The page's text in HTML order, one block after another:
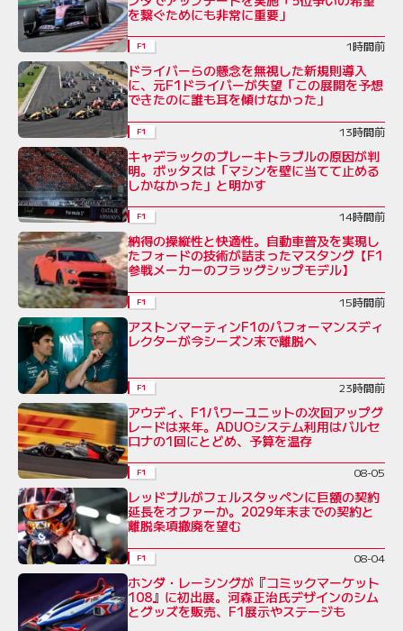
を繋ぐためにも非常に重要」
F1 1時間前
ドライバーらの懸念を無視した新規則導入
に、元F1ドライバーが失望「この展開を予想
できたのに誰も耳を傾けなかった」
F1 13時間前
キャデラックのブレーキトラブルの原因が判
明。ボッタスは「マシンを壁に当てて止める
しかなかった」と明かす
F1 14時間前
納得の操縦性と快適性。自動車普及を実現し
たフォードの技術が詰まったマスタング【F1
参戦メーカーのフラッグシップモデル】
F1 15時間前
アストンマーティンF1のパフォーマンスディ
レクターが今シーズン末で離脱へ
F1 23時間前
アウディ、F1パワーユニットの次回アップグ
レードは来年。ADUOシステム利用はバルセ
ロナの1回にとどめ、予算を温存
F1 08-05
レッドブルがフェルスタッペンに巨額の契約
延長をオファーか。2029年末までの契約と
離脱条項撤廃を望む
F1 08-04
ホンダ・レーシングが『コミックマーケット
108』に初出展。河森正治氏デザインのシム
とグッズを販売、F1展示やステージも